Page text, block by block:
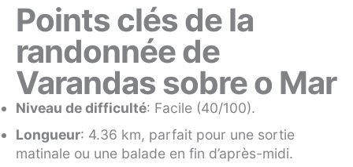
Points clés de la
randonnée de
Varandas sobre o Mar
Niveau de difficulté: Facile (40/100).
Longueur: 4.36 km, parfait pour une sortie
matinale ou une balade en fin d’après-midi.